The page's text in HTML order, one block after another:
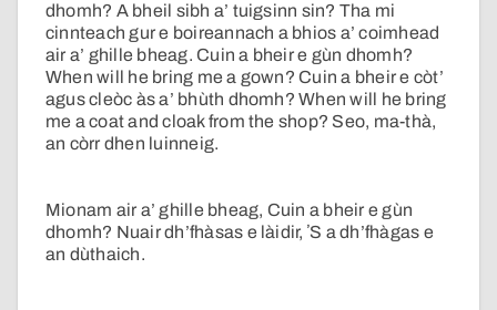
dhomh? A bheil sibh a’ tuigsinn sin? Tha mi
cinnteach gur e boireannach a bhios a’ coimhead
air a’ ghille bheag. Cuin a bheir e gùn dhomh?
When will he bring me a gown? Cuin a bheir e còt’
agus cleòc às a’ bhùth dhomh? When will he bring
me a coat and cloak from the shop? Seo, ma-thà,
an còrr dhen luinneig.
Mionam air a’ ghille bheag, Cuin a bheir e gùn
dhomh? Nuair dh’fhàsas e làidir, ʼS a dh’fhàgas e
an dùthaich.